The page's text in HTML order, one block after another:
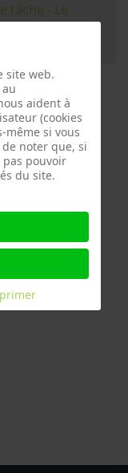
tâche - Le
site web.
aident à
(cookies
même si vous
noter que, si
pas pouvoir
du site.